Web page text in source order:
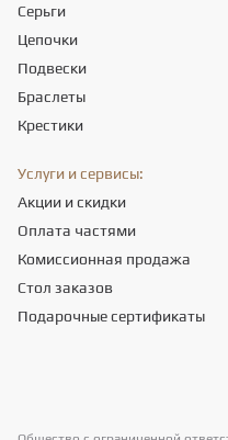
Серьги
Цепочки
Подвески
Браслеты
Крестики
Услуги и сервисы:
Акции и скидки
Оплата частями
Комиссионная продажа
Стол заказов
Подарочные сертификаты